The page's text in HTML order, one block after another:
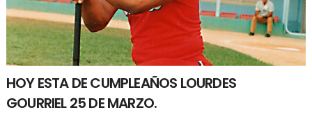
HOY ESTA DE CUMPLEAÑOS LOURDES
GOURRIEL 25 DE MARZO.